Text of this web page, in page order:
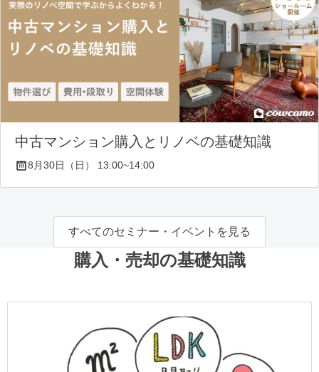
中古マンション購入とリノベの基礎知識
8月30日（日） 13:00~14:00
すべてのセミナー・イベントを見る
購入・売却の基礎知識